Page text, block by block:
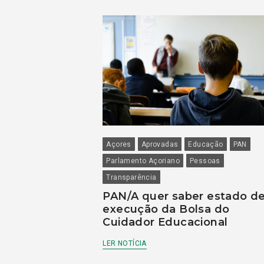
Açores Aprovadas Educação
PAN
Parlamento Açoriano
Pessoas
Transparência
PAN/A quer saber estado
execução da Bolsa do
Cuidador Educacional
LER NOTÍCIA